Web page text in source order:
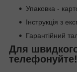
Упаковка -
Інструкція з
Гарантійний
Для
телефонуйте!